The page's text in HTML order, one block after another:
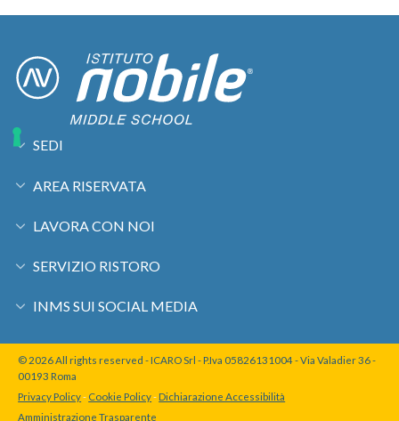
SEDI
AREA RISERVATA
LAVORA CON NOI
SERVIZIO RISTORO
INMS SUI SOCIAL MEDIA
© 2026 All rights reserved - ICARO Srl - P.Iva 05826131004 - Via Valadier 36 -
00193 Roma
Privacy Policy- Cookie Policy-Dichiarazione Accessibilità
Amministrazione Trasparente